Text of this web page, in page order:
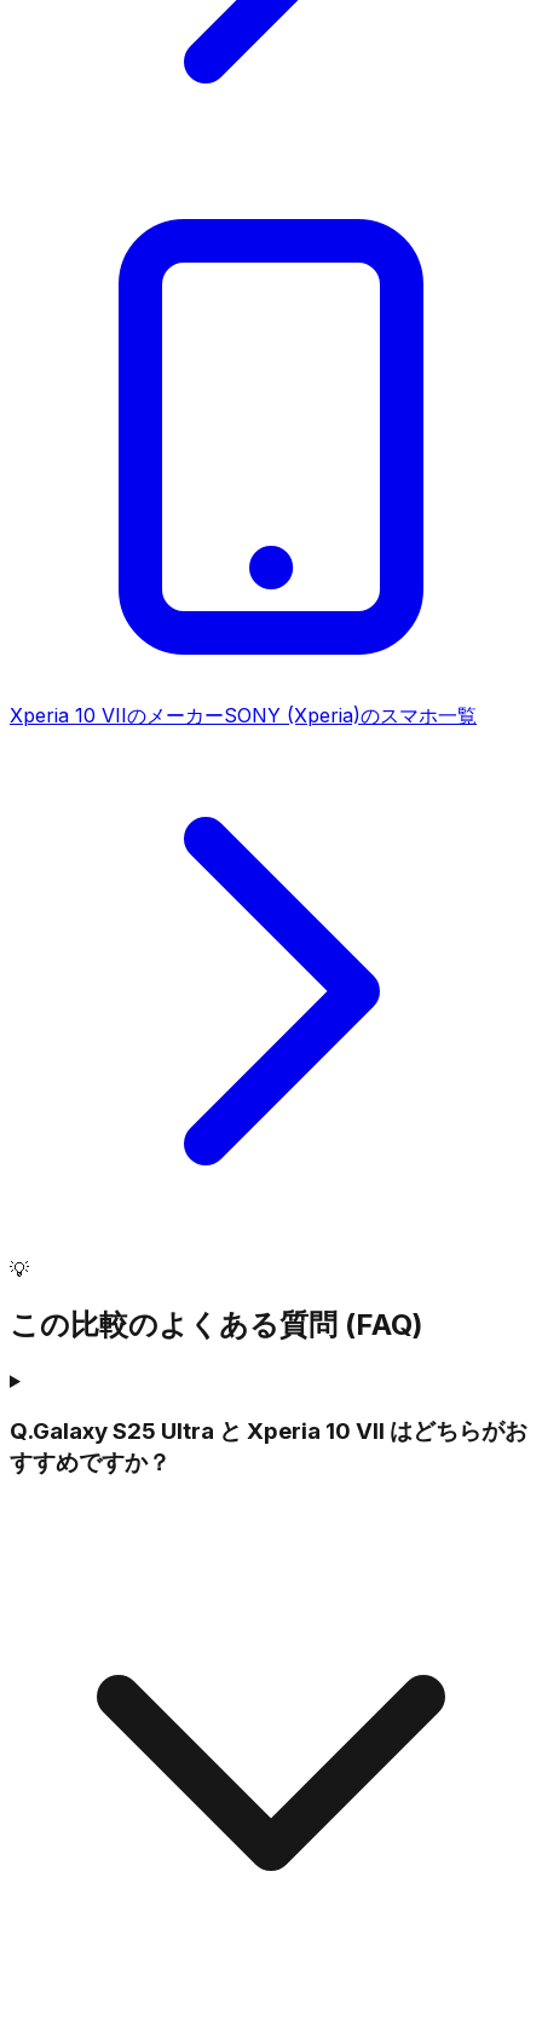
Xperia 10 VIIのメーカーSONY (Xperia)のスマホ一覧
💡
この比較のよくある質問 (FAQ)
Q.Galaxy S25 Ultra と Xperia 10 VII はどちらがお
すすめですか？